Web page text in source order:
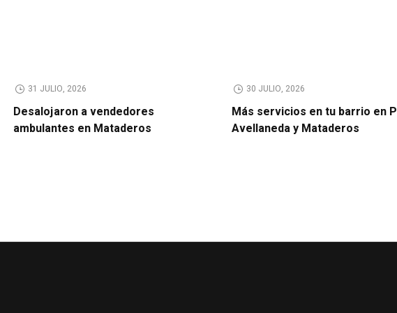
31 JULIO, 2026
Desalojaron a vendedores
ambulantes en Mataderos
30 JULIO, 2026
Más servicios en tu barrio en
Avellaneda y Mataderos